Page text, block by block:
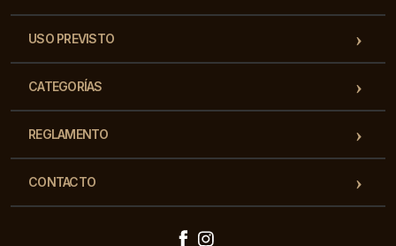
USO PREVISTO
CATEGORÍAS
REGLAMENTO
CONTACTO